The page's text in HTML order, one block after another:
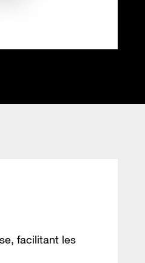
facilitant les